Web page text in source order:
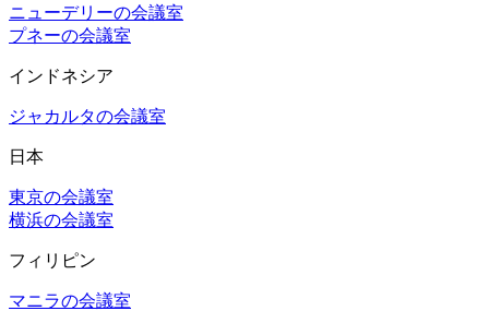
ニューデリーの会議室
プネーの会議室
インドネシア
ジャカルタの会議室
日本
東京の会議室
横浜の会議室
フィリピン
マニラの会議室